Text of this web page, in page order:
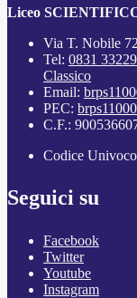
Liceo
Via T. Nobile
Tel: 0831
Classico
Email:
PEC:
C.F.:
Codice
Seguici su
Facebook
Twitter
Youtube
Instagram